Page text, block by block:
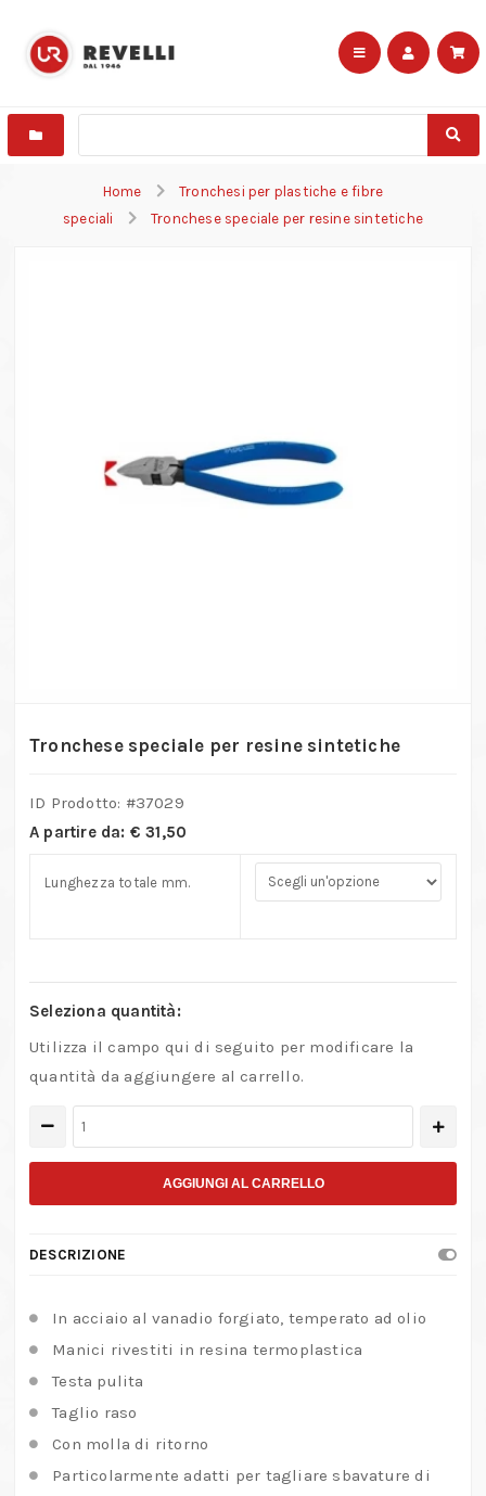
Home
Tronchesi per plastiche e fibre
speciali
Tronchese speciale per resine sintetiche
Tronchese speciale per resine sintetiche
ID Prodotto: #37029
A partire da: € 31,50
Lunghezza totale mm.
Seleziona quantità:
Utilizza il campo qui di seguito per modificare la
quantità da aggiungere al carrello.
Tronchese
speciale
resine
quantità
AGGIUNGI AL CARRELLO
DESCRIZIONE
In acciaio al vanadio forgiato, temperato ad olio
Manici rivestiti in resina termoplastica
Testa pulita
Taglio raso
Con molla di ritorno
Particolarmente adatti per tagliare sbavature di